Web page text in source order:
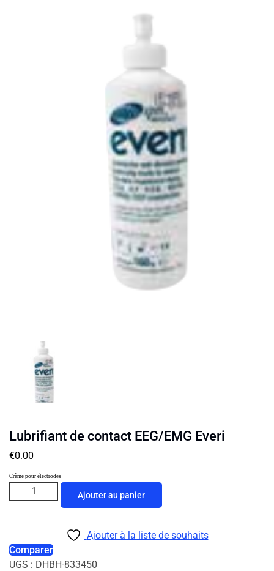
Lubrifiant de contact EEG/EMG Everi
€0.00
Crème pour électrodes
Ajouter au panier
Ajouter à la liste de souhaits
Comparer
UGS : DHBH-833450